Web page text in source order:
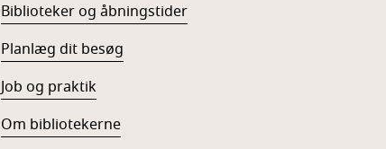
Biblioteker og åbningstider
Planlæg dit besøg
Job og praktik
Om bibliotekerne